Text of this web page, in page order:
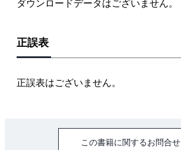
1.8 最終処分場
1.10 循環型社会の法体系
1.11 容器包装のリサイクル
1.12 家電のリサイクル
1.15 自動車のリサイクル
1.16 小型家電のリサイクル
ダウンロードデータはございません。
正誤表
正誤表はございません。
この書籍に関するお問合せ